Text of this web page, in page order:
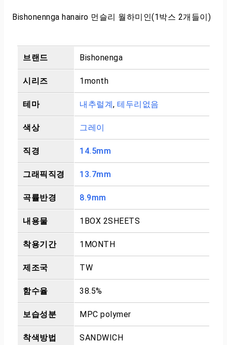
Bishonennga hanairo 먼슬리 월하미인(1박스 2개들이)
브랜드 Bishonenga
시리즈 1month
테마 내추럴계, 테두리없음
색상 그레이
직경 14.5mm
그래픽직경 13.7mm
곡률반경 8.9mm
내용물 1BOX 2SHEETS
착용기간 1MONTH
제조국 TW
함수율 38.5%
보습성분 MPC polymer
착색방법 SANDWICH